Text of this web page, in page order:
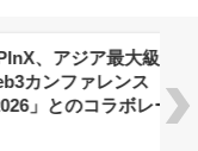
ア最大級のグロ
レンス
ラボレーショ